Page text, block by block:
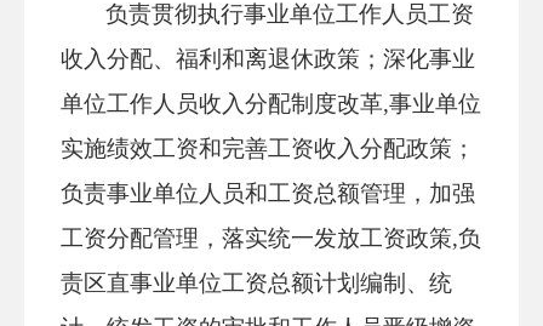
负责贯彻执行事业单位工作人员工资
收入分配、福利和离退休政策；深化事业
单位工作人员收入分配制度改革,事业单位
实施绩效工资和完善工资收入分配政策；
负责事业单位人员和工资总额管理，加强
工资分配管理，落实统一发放工资政策,负
责区直事业单位工资总额计划编制、统